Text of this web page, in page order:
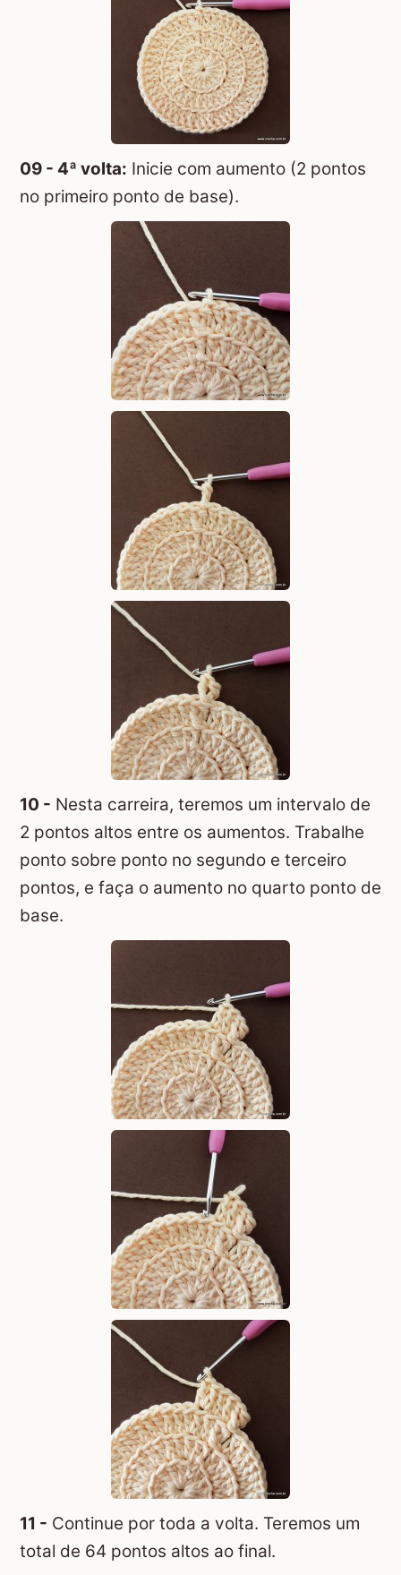
09 - 4ª volta: Inicie com aumento (2 pontos
no primeiro ponto de base).
10 - Nesta carreira, teremos um intervalo de
2 pontos altos entre os aumentos. Trabalhe
ponto sobre ponto no segundo e terceiro
pontos, e faça o aumento no quarto ponto de
base.
11 - Continue por toda a volta. Teremos um
total de 64 pontos altos ao final.